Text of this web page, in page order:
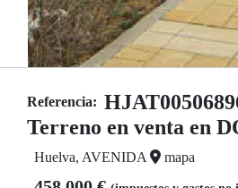
Referencia:
Terreno en venta en
Huelva, AVENIDA mapa